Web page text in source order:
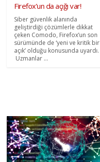
Firefox’un da açığı var!
Siber güvenlik alanında
geliştirdiği çözümlerle dikkat
çeken Comodo, Firefox’un son
sürümünde de ‘yeni ve kritik bir
açık’ olduğu konusunda uyardı.
Uzmanlar ...